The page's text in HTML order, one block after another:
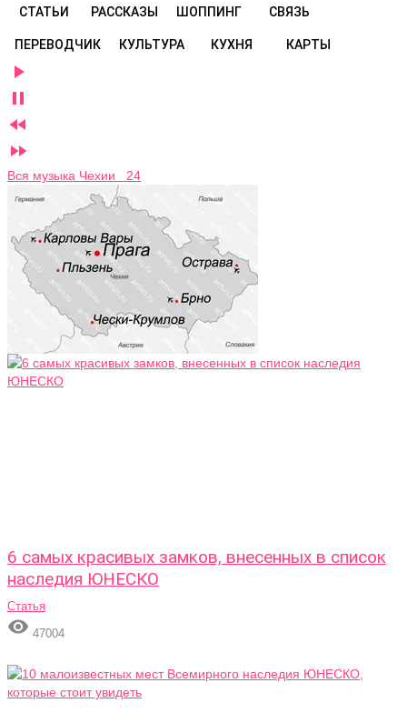
СТАТЬИ РАССКАЗЫ ШОППИНГ СВЯЗЬ
ПЕРЕВОДЧИК КУЛЬТУРА КУХНЯ КАРТЫ




Вся музыка Чехии 24
6 самых красивых замков, внесенных в список
наследия ЮНЕСКО
Статья
 47004